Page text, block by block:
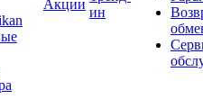
Акции
ин